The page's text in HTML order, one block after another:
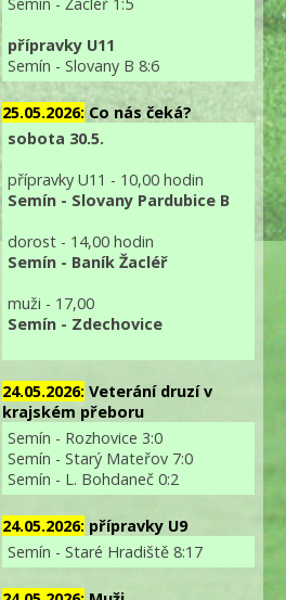
přípravky U11
Semín - Slovany B 8:6
25.05.2026: Co nás čeká?
sobota 30.5.
přípravky U11 - 10,00 hodin
Semín - Slovany Pardubice B
dorost - 14,00 hodin
Semín - Baník Žacléř
muži - 17,00
Semín - Zdechovice
24.05.2026: Veterání druzí v
krajském přeboru
Semín - Rozhovice 3:0
Semín - Starý Mateřov 7:0
Semín - L. Bohdaneč 0:2
24.05.2026: přípravky U9
Semín - Staré Hradiště 8:17